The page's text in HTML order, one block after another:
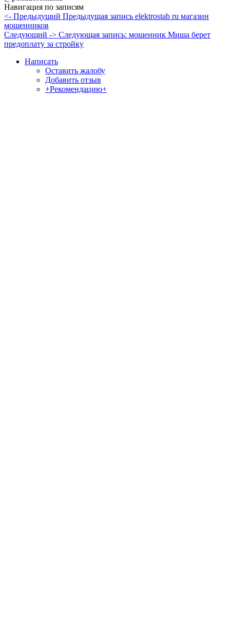
Навигация по записям
<- Предыдущий Предыдущая запись elektrostab ru магазин
мошенников
Следующий -> Следующая запись: мошенник Миша берет
предоплату за стройку
Написать
Оставить жалобу
Добавить отзыв
+Рекомендацию+